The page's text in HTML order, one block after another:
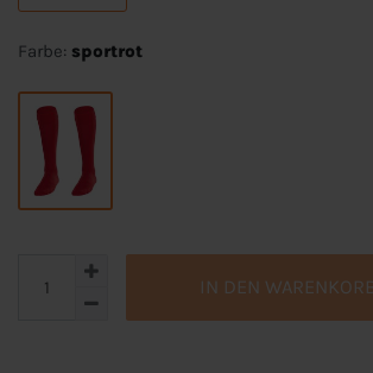
Farbe: sportrot
IN DEN